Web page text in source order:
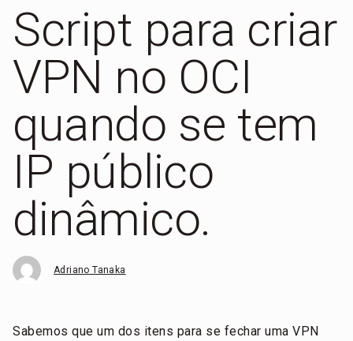
Script para criar
VPN no OCI
quando se tem
IP público
dinâmico.
Adriano Tanaka
Sabemos que um dos itens para se fechar uma VPN